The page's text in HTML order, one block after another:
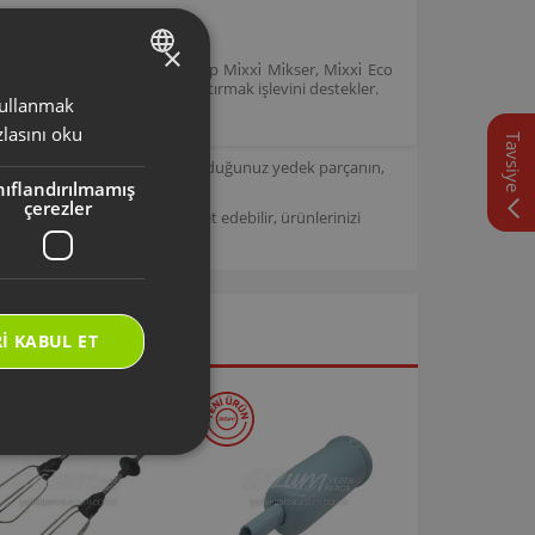
model kodlarına sahip Mi̇xxi̇ Mi̇kser, Mi̇xxi̇ Eco
havalandırmak ve karıştırmak işlevini destekler.
tasarlanmıştır. Seçmiş olduğunuz yedek parçanın,
Arzum Destek Sitemizi ziyaret edebilir, ürünlerinizi
Tavsiye
×
oku
çerezler
KABUL ET